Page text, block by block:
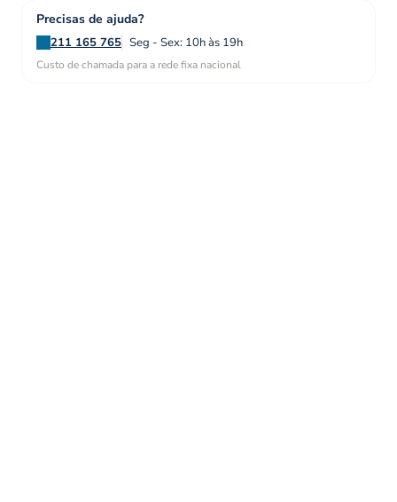
Precisas de ajuda?
211 165 765 Seg - Sex: 10h às 19h
Custo de chamada para a rede fixa nacional